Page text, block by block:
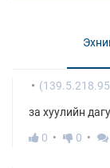
за хуулийн
0
0